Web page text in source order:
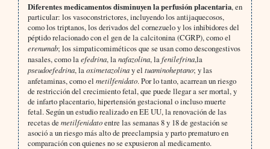
Diferentes medicamentos disminuyen la perfusión placentaria, en
particular: los vasoconstrictores, incluyendo los antijaquecosos,
como los triptanos, los derivados del cornezuelo y los inhibidores del
péptido relacionado con el gen de la calcitonina (CGRP), como el
erenumab; los simpaticomiméticos que se usan como descongestivos
nasales, como laefedrina, lanafazolina, lafenilefrina,la
pseudoefedrina, laoximetazolinay el tuaminoheptano; y las
anfetaminas, como el metilfenidato. Por lo tanto, acarrean un riesgo
de restricción del crecimiento fetal, que puede llegar a ser mortal, y
de infarto placentario, hipertensión gestacional o incluso muerte
fetal. Según un estudio realizado en EE UU, la renovación de las
recetas de metilfenidatoentre las semanas 8 y 18 de gestación se
asoció a un riesgo más alto de preeclampsia y parto prematuro en
comparación con quienes no se expusieron al medicamento.